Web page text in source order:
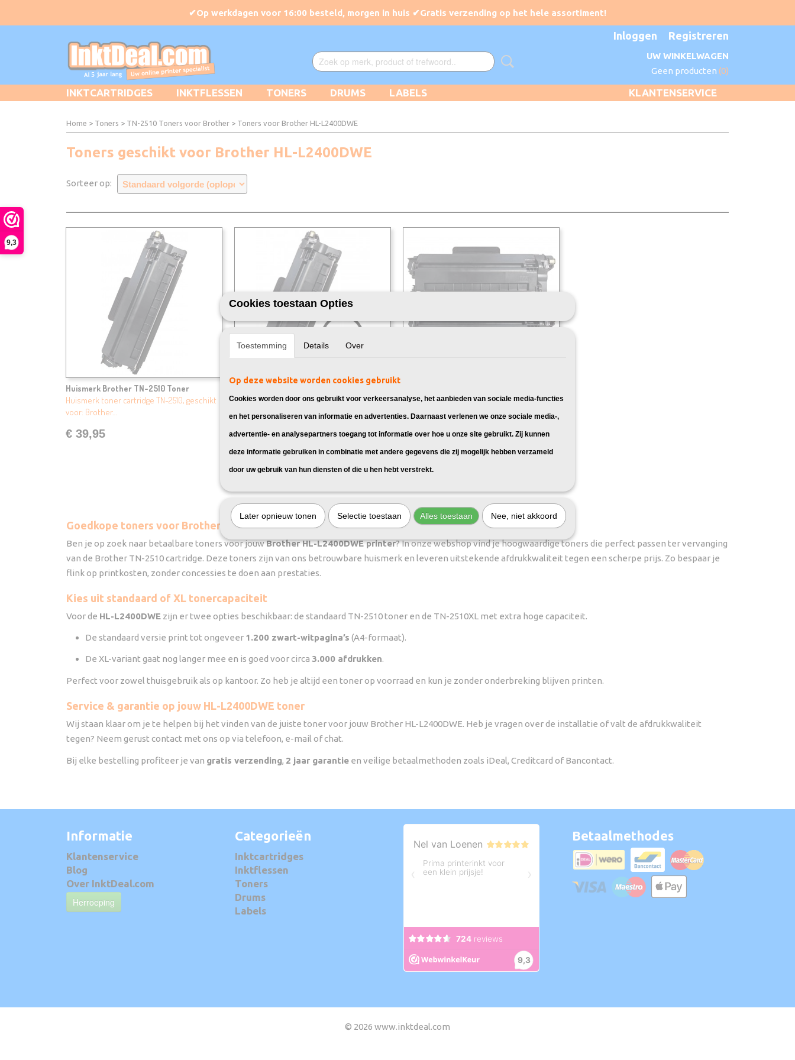
9,3
Inloggen Registreren
UW WINKELWAGEN
Geen producten (0)
KLANTENSERVICE
INKTCARTRIDGES INKTFLESSEN TONERS DRUMS LABELS
Home > Toners > TN-2510 Toners voor Brother > Toners voor Brother HL-L2400DWE
Toners geschikt voor Brother HL-L2400DWE
Sorteer op:
Huismerk Brother TN-2510 Toner
Huismerk toner cartridge TN-2510, geschikt
voor: Brother…
€ 39,95
Huismerk Brother TN-2510 XXL Toner
Huismerk toner cartridge TN-2510 XXL,
geschikt voor: Brother…
€ 59,95
Huismerk toner cartridges TN-2510, geschikt
voor: Brother…
€ 69,95
Goedkope toners voor Brother HL-L2400DWE
Ben je op zoek naar betaalbare toners voor jouwBrother HL-L2400DWE printer? In onze webshop vind je hoogwaardige toners die perfect passen ter vervanging
van de Brother TN-2510 cartridge. Deze toners zijn van ons betrouwbare huismerk en leveren uitstekende afdrukkwaliteit tegen een scherpe prijs. Zo bespaar je
flink op printkosten, zonder concessies te doen aan prestaties.
Kies uit standaard of XL tonercapaciteit
Voor de HL-L2400DWE zijn er twee opties beschikbaar: de standaard TN-2510 toner en de TN-2510XL met extra hoge capaciteit.
De standaard versie print tot ongeveer 1.200 zwart-witpagina’s (A4-formaat).
De XL-variant gaat nog langer mee en is goed voor circa 3.000 afdrukken.
Perfect voor zowel thuisgebruik als op kantoor. Zo heb je altijd een toner op voorraad en kun je zonder onderbreking blijven printen.
Service & garantie op jouw HL-L2400DWE toner
Wij staan klaar om je te helpen bij het vinden van de juiste toner voor jouw Brother HL-L2400DWE. Heb je vragen over de installatie of valt de afdrukkwaliteit
tegen? Neem gerust contact met ons op via telefoon, e-mail of chat.
Bij elke bestelling profiteer je van gratis verzending, 2 jaar garantie en veilige betaalmethoden zoals iDeal, Creditcard of Bancontact.
Informatie
Klantenservice
Blog
Over InktDeal.com
Herroeping
Categorieën
Inktcartridges
Inktflessen
Toners
Drums
Labels
Betaalmethodes
© 2026 www.inktdeal.com
Cookies toestaan Opties
Toestemming Details Over
Op deze website worden cookies gebruikt
Cookies worden door ons gebruikt voor verkeersanalyse, het aanbieden van sociale media-functies
en het personaliseren van informatie en advertenties. Daarnaast verlenen we onze sociale media-,
advertentie- en analysepartners toegang tot informatie over hoe u onze site gebruikt. Zij kunnen
deze informatie gebruiken in combinatie met andere gegevens die zij mogelijk hebben verzameld
door uw gebruik van hun diensten of die u hen hebt verstrekt.
Later opnieuw tonen Selectie toestaan Alles toestaan Nee, niet akkoord